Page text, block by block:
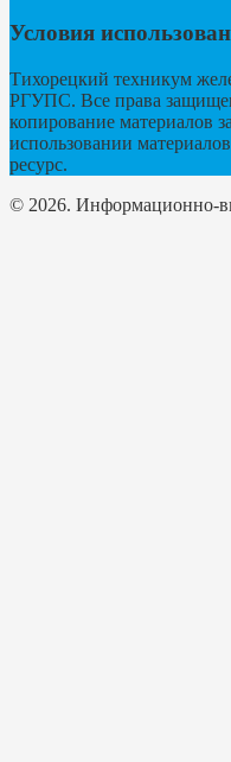
Условия
Тихорецкий техникум
РГУПС. Все права
копирование материалов
использовании
ресурс.
© 2026. Информационно-